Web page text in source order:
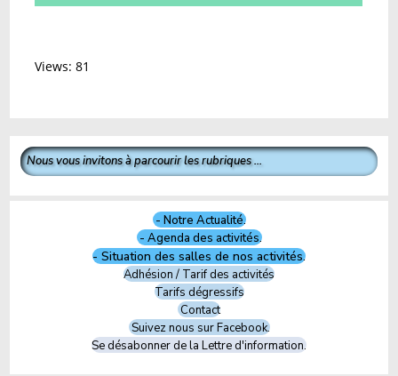
Views: 81
Nous vous invitons à parcourir les rubriques ...
- Notre Actualité.
- Agenda des activités.
- Situation des salles de nos activités.
Adhésion / Tarif des activités
Tarifs dégressifs
Contact
Suivez nous sur Facebook.
Se désabonner de la Lettre d'information.